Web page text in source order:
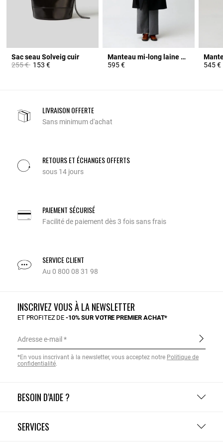
Sac seau Solveig cuir
Prix réduit à partir de
255 €à153 €
Manteau mi-long laine mélangée
595 €
545 €
LIVRAISON OFFERTE
Sans minimum d'achat
RETOURS ET ÉCHANGES OFFERTS
sous 14 jours
PAIEMENT SÉCURISÉ
Facilité de paiement dès 3 fois sans frais
SERVICE CLIENT
Au 0 800 08 31 98
BESOIN D’AIDE ?
SERVICES
INSCRIVEZ VOUS À LA NEWSLETTER
ET PROFITEZ DE-10% SUR VOTRE PREMIER ACHAT*
Adresse e-mail
*En vous inscrivant à la newsletter, vous acceptez notre Politique de
confidentialité.